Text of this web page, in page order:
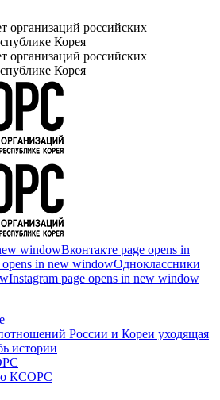
организаций российских
Корея
организаций российских
Корея
windowВконтакте page opens in
in new windowОдноклассники
Instagram page opens in new window
России и Кореи уходящая
истории
о КСОРС